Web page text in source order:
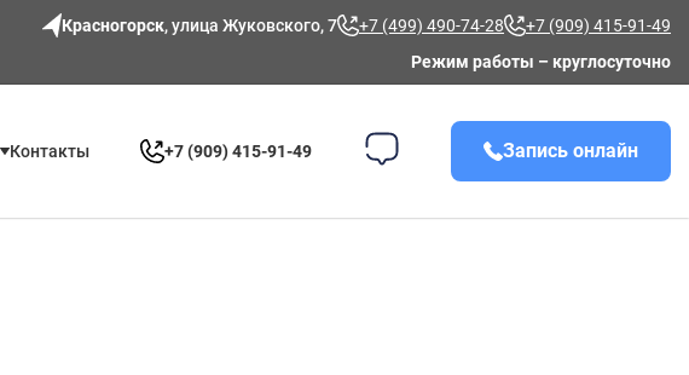
Красногорск, улица Жуковского, 7 +7 (499) 490-74-28
+7 (909) 415-91-49
Режим работы – круглосуточно
Контакты +7 (909) 415-91-49 Запись онлайн